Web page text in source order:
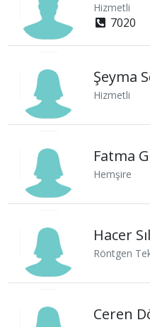
Hizmetli
7020
Şeyma
Hizmetli
Fatma
Hemşire
Hacer
Röntgen
Ceren